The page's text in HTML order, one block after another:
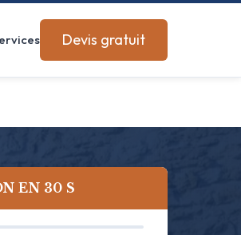
Devis gratuit
EN 30 S